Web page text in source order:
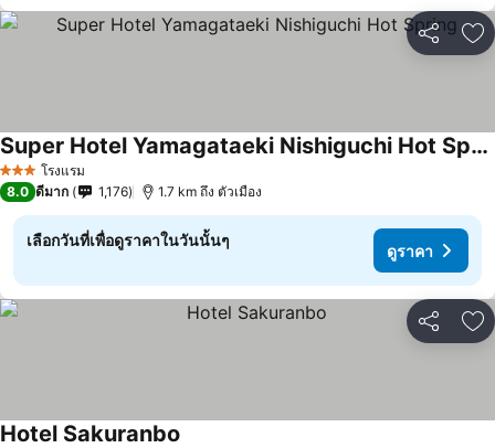
แชร์ เ
3 ดาว โรงแรม
Super Hotel Yamagataeki Nishiguchi Hot Spring
ดูราคา
8.0 ดีมาก 1,176 1.7 km ถึง ตัวเมือง
เลือกวันที่เพื่อดูราคาในวันนั้นๆ
ดูราคา
แชร์ เ
Hotel Sakuranbo